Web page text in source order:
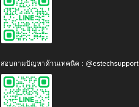
สอบถามปัญหาด้านเทคนิค : @estechsupport